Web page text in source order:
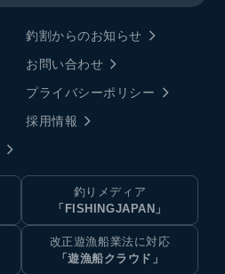
釣割からのお知らせ
お問い合わせ
プライバシーポリシー
採用情報
釣りメディア
「FISHINGJAPAN」
改正遊漁船業法に対応
「遊漁船クラウド」